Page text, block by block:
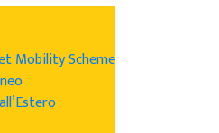
Mobility Scheme